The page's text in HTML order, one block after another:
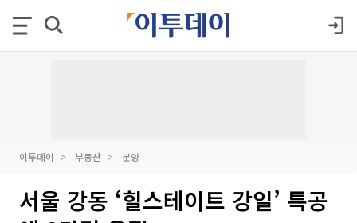
이투데이 부동산 분양
서울 강동 ‘힐스테이트 강일’ 특공